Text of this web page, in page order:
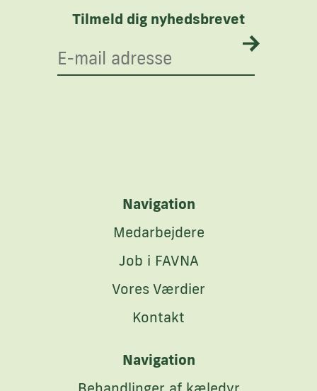
Tilmeld dig nyhedsbrevet
Navigation
Medarbejdere
Job i FAVNA
Vores Værdier
Kontakt
Navigation